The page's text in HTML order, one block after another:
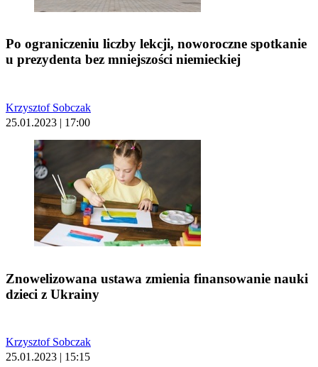
Po ograniczeniu liczby lekcji, noworoczne spotkanie
u prezydenta bez mniejszości niemieckiej
Krzysztof Sobczak
25.01.2023 | 17:00
Znowelizowana ustawa zmienia finansowanie nauki
dzieci z Ukrainy
Krzysztof Sobczak
25.01.2023 | 15:15